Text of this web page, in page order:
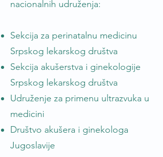
nacionalnih udruženja:
Sekcija za perinatalnu medicinu
Srpskog lekarskog društva
Sekcija akušerstva i ginekologije
Srpskog lekarskog društva
Udruženje za primenu ultrazvuka u
medicini
Društvo akušera i ginekologa
Jugoslavije